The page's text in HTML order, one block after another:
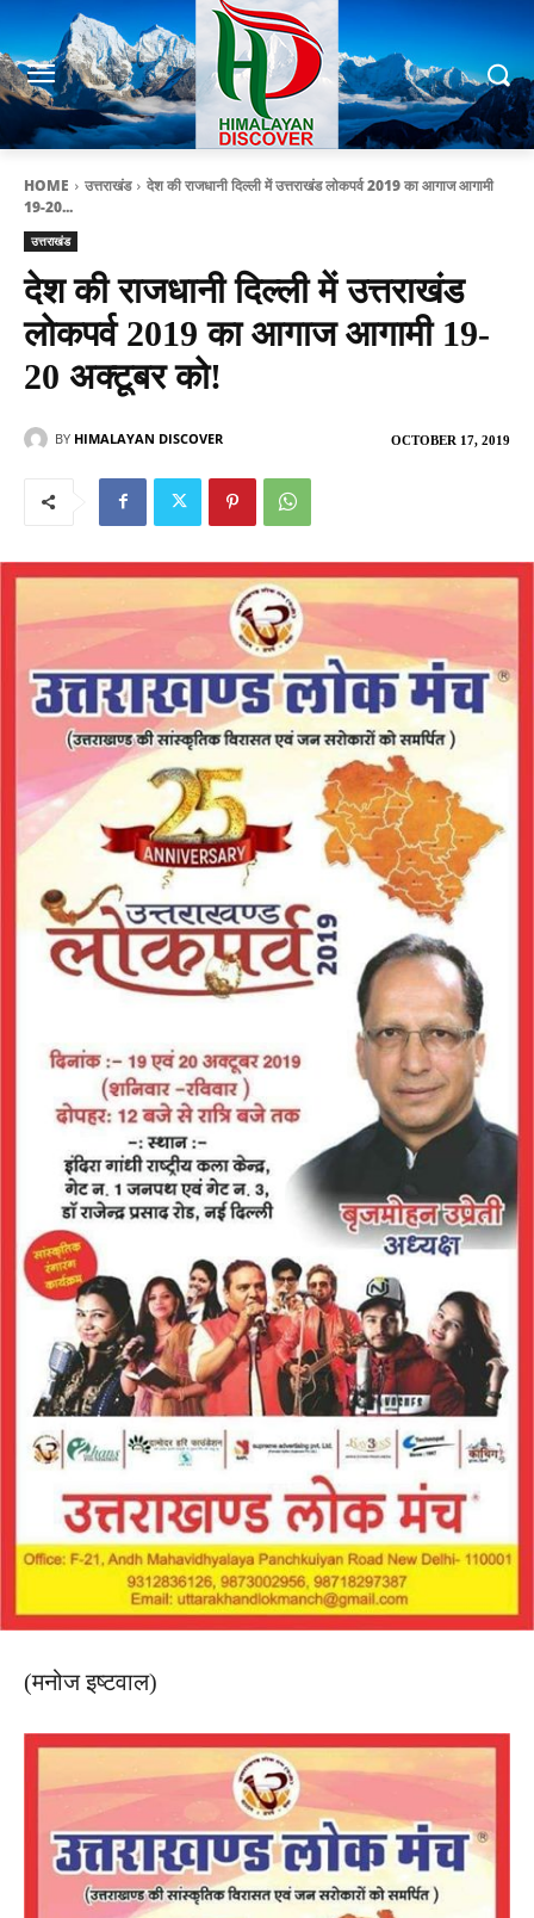
HOME उत्तराखंड
देश की राजधानी दिल्ली में उत्तराखंड लोकपर्व 2019 का आगाज आगामी
19-20...
उत्तराखंड
देश की राजधानी दिल्ली में उत्तराखंड
लोकपर्व 2019 का आगाज आगामी 19-
20 अक्टूबर को!
OCTOBER 17, 2019
BY HIMALAYAN DISCOVER
(मनोज इष्टवाल)